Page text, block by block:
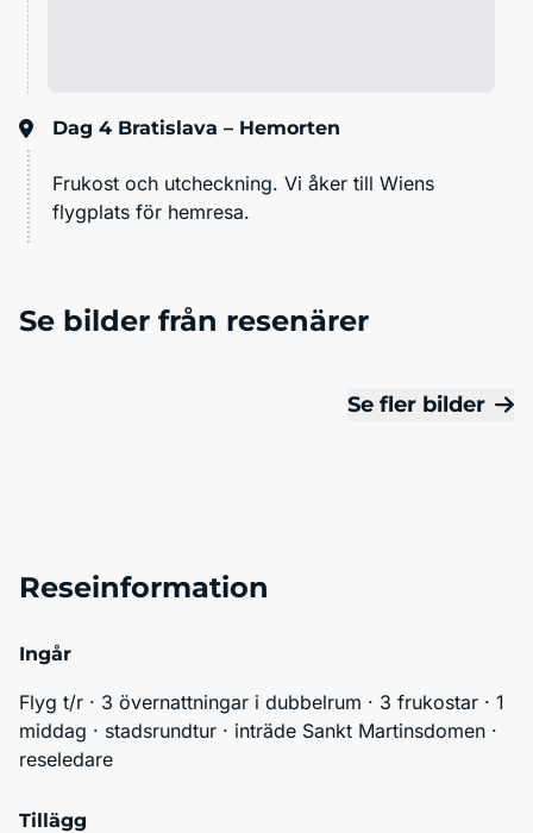
Dag 4 Bratislava – Hemorten
Frukost och utcheckning. Vi åker till Wiens
flygplats för hemresa.
Se bilder från resenärer
Se fler bilder
Reseinformation
Ingår
Flyg t/r · 3 övernattningar i dubbelrum · 3 frukostar · 1
middag · stadsrundtur · inträde Sankt Martinsdomen ·
reseledare
Tillägg